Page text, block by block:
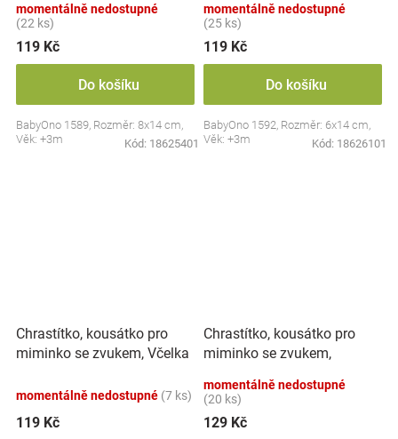
momentálně nedostupné
(22 ks)
119 Kč
Do košíku
BabyOno 1589, Rozměr: 8x14 cm,
Věk: +3m
Kód: 18625401
momentálně nedostupné
(25 ks)
119 Kč
Do košíku
BabyOno 1592, Rozměr: 6x14 cm,
Věk: +3m
Kód: 18626101
Chrastítko, kousátko pro
miminko se zvukem, Včelka
momentálně nedostupné (7 ks)
119 Kč
Chrastítko, kousátko pro
miminko se zvukem,
momentálně nedostupné
(20 ks)
129 Kč